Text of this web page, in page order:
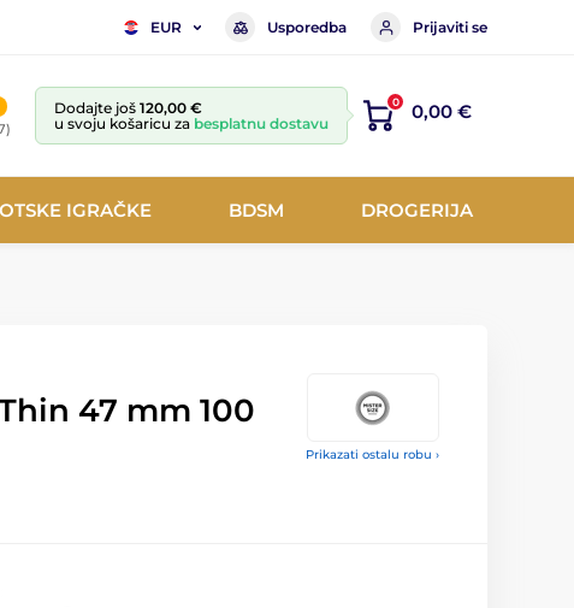
EUR Usporedba Prijaviti se
Dodajte još 120,00 €
u svoju košaricu za besplatnu dostavu
0 0,00 €
IGRAČKE BDSM DROGERIJA
Prikazati ostalu robu ›
47 mm 100